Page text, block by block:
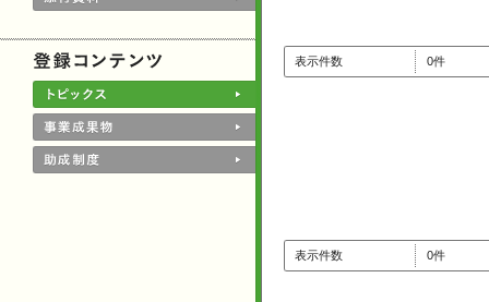
表示件数 0件
表示件数 0件